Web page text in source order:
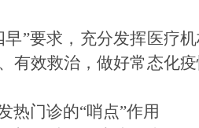
要求，充分发挥医疗机
有效救治，做好常态化
门诊的“哨点”作用